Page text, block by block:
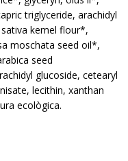
triglyceride, arachidyl
kemel flour*,
moschata seed oil*,
seed
glucoside, cetearyl
lecithin, xanthan
ecològica.